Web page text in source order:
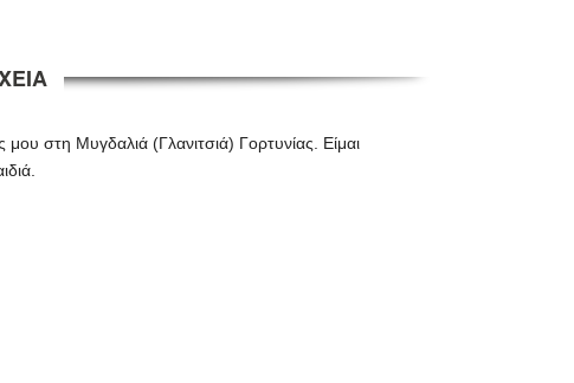
στη Μυγδαλιά (Γλανιτσιά) Γορτυνίας. Είμαι